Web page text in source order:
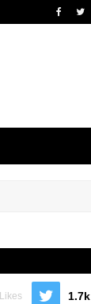
Likes 1.7k